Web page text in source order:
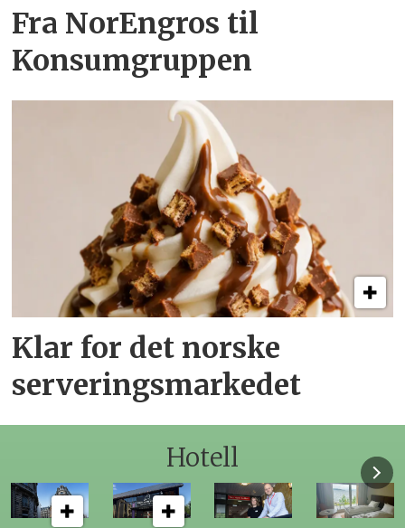
Fra NorEngros til
Konsumgruppen
Klar for det norske
serveringsmarkedet
Hotell